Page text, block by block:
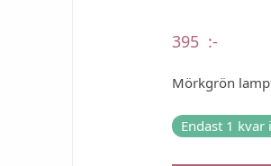
395 :-
Mörkgrön
Endast 1 kvar